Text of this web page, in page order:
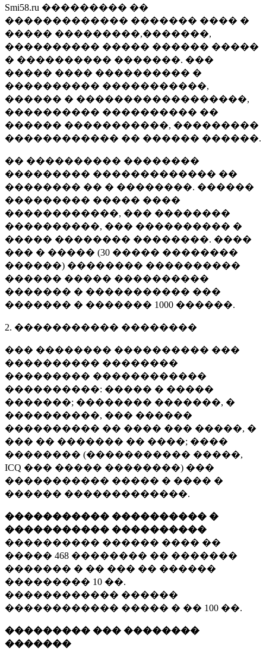
Smi58.ru ��������� ��
������������� ������� ���� �
����� ���������,�������,
���������� ����� ������ �����
� ���������� �������. ���
����� ���� ���������� �
���������� �����������,
������ � ������������������,
���������� ���������� ��
������ �����������, ���������
������������ �� ������ ������.
�� ���������� ��������
��������� ������������� ��
�������� �� � ��������. ������
��������� ����� ����
������������, ��� ��������
����������, ��� ���������� �
����� �������� ��������. ����
��� � ����� (30 ����� ��������
������) �������� ����������
������ ����� ����������
������� � ����������� ���
������� � ������� 1000 ������.
2. ����������� ��������
��� �������� ���������� ���
���������� ��������
��������� ������������
����������: ����� � �����
�������; �������� �������, �
����������, ��� ������
���������� �� ���� ��� �����, �
��� �� ������� �� ����; ����
�������� (����������� �����,
ICQ ��� ����� ��������) ���
����������� ����� � ���� �
������ �������������.
����������� ���������� �
����������� ����������
���������� ������ ���� ��
����� 468 �������� �� �������
������� � �� ��� �� ������
��������� 10 ��.
������������ ������
������������ ����� � �� 100 ��.
��������� ��� ��������
�������